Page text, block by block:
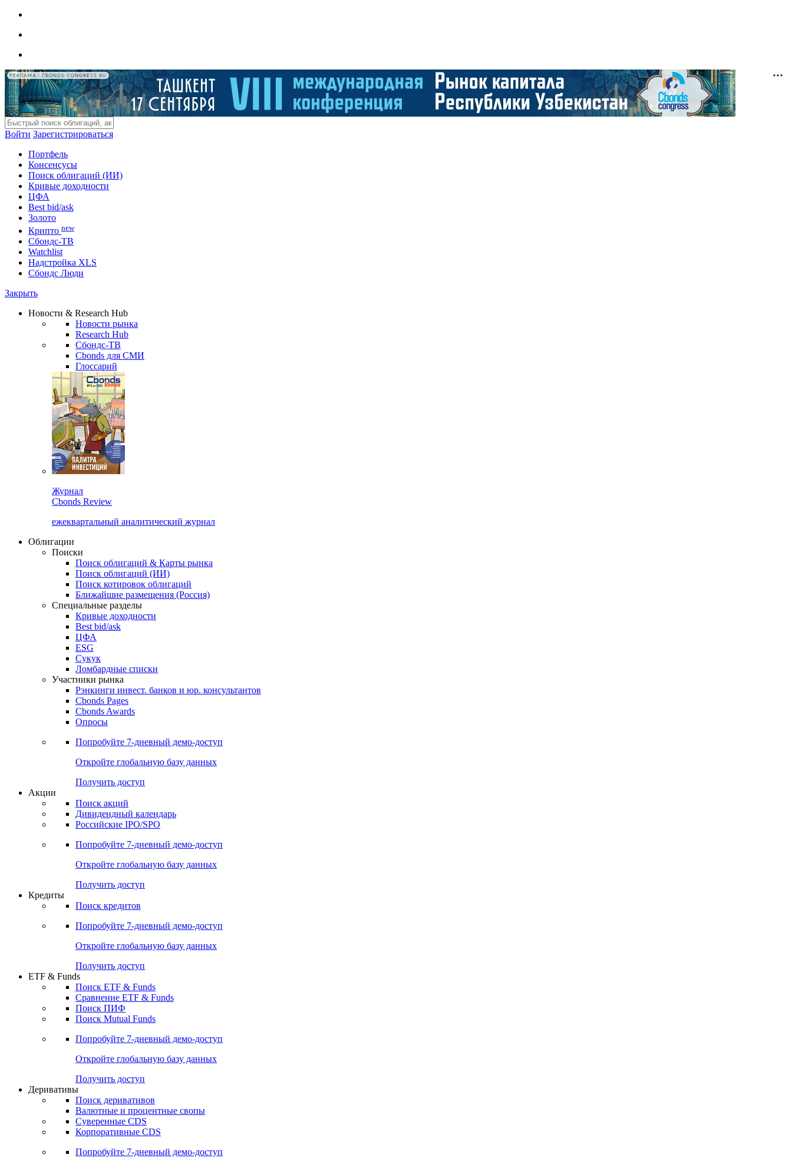
РЕКЛАМА • CBONDS-CONGRESS.RU
Войти Зарегистрироваться
Портфель
Консенсусы
Поиск облигаций (ИИ)
Кривые доходности
ЦФА
Best bid/ask
Золото
Крипто new
Сбондс-ТВ
Watchlist
Надстройка XLS
Сбондс Люди
Закрыть
Новости & Research Hub
Новости рынка
Research Hub
Сбондс-ТВ
Cbonds для СМИ
Глоссарий
Журнал
Cbonds Review
ежеквартальный аналитический журнал
Облигации
Поиски
Поиск облигаций & Карты рынка
Поиск облигаций (ИИ)
Поиск котировок облигаций
Ближайшие размещения (Россия)
Специальные разделы
Кривые доходности
Best bid/ask
ЦФА
ESG
Сукук
Ломбардные списки
Участники рынка
Рэнкинги инвест. банков и юр. консультантов
Cbonds Pages
Cbonds Awards
Опросы
Попробуйте 7-дневный демо-доступ
Откройте глобальную базу данных
Получить доступ
Акции
Поиск акций
Дивидендный календарь
Российские IPO/SPO
Попробуйте 7-дневный демо-доступ
Откройте глобальную базу данных
Получить доступ
Кредиты
Поиск кредитов
Попробуйте 7-дневный демо-доступ
Откройте глобальную базу данных
Получить доступ
ETF & Funds
Поиск ETF & Funds
Сравнение ETF & Funds
Поиск ПИФ
Поиск Mutual Funds
Попробуйте 7-дневный демо-доступ
Откройте глобальную базу данных
Получить доступ
Деривативы
Поиск деривативов
Валютные и процентные свопы
Суверенные CDS
Корпоративные CDS
Попробуйте 7-дневный демо-доступ